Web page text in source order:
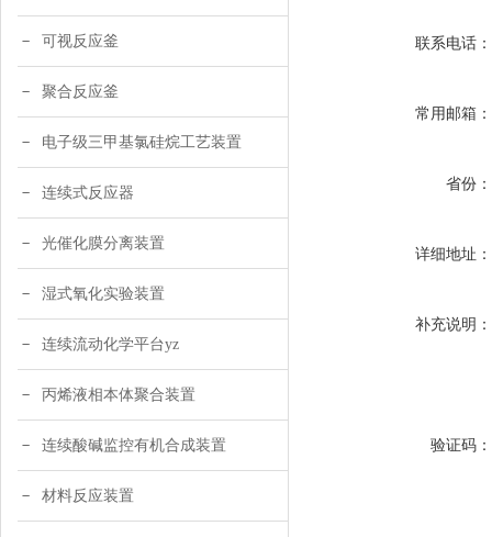
可视反应釜
聚合反应釜
电子级三甲基氯硅烷工艺装置
连续式反应器
光催化膜分离装置
湿式氧化实验装置
连续流动化学平台yz
丙烯液相本体聚合装置
连续酸碱监控有机合成装置
材料反应装置
联系电话：
常用邮箱：
省份：
详细地址：
补充说明：
验证码：